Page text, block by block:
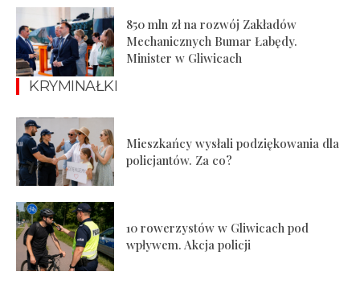
850 mln zł na rozwój Zakładów
Mechanicznych Bumar Łabędy.
Minister w Gliwicach
KRYMINAŁKI
Mieszkańcy wysłali podziękowania dla
policjantów. Za co?
10 rowerzystów w Gliwicach pod
wpływem. Akcja policji